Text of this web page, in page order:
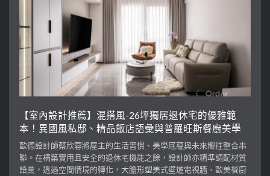
【室內設計推薦】混搭風-26坪獨居退休宅的優雅範
本！異國風私邸、精品飯店語彙與普羅旺斯餐廚美學
歐德設計師蔡欣蓉將屋主的生活習慣、美學底蘊與未來嚮往整合串
聯。在構築實用且安全的退休宅機能之餘，設計師亦精準調配材質
語彙，透過空間情境的轉化，大膽形塑美式壁爐電視牆、歐美餐廚